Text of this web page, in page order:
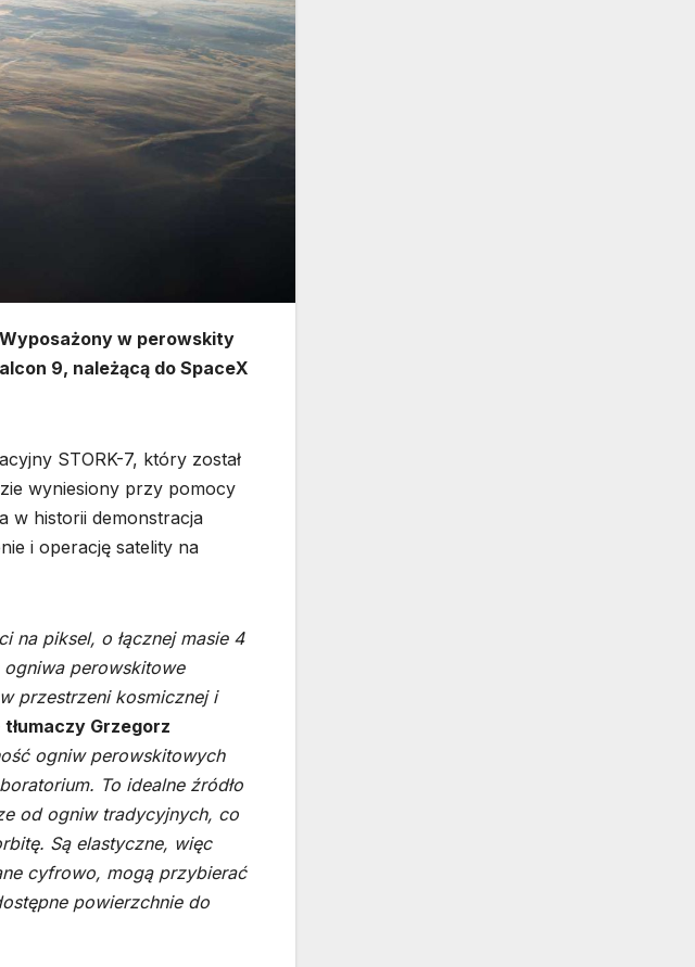
w perowskity
9, należącą do SpaceX
STORK-7, który został
wyniesiony przy pomocy
w historii demonstracja
i operację satelity na
na piksel, o łącznej masie 4
perowskitowe
przestrzeni kosmicznej i
tłumaczy Grzegorz
ogniw perowskitowych
To idealne źródło
od ogniw tradycyjnych, co
Są elastyczne, więc
cyfrowo, mogą przybierać
powierzchnie do